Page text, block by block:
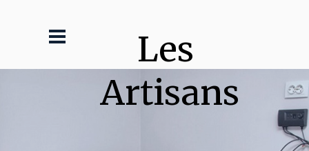
Les
Artisans